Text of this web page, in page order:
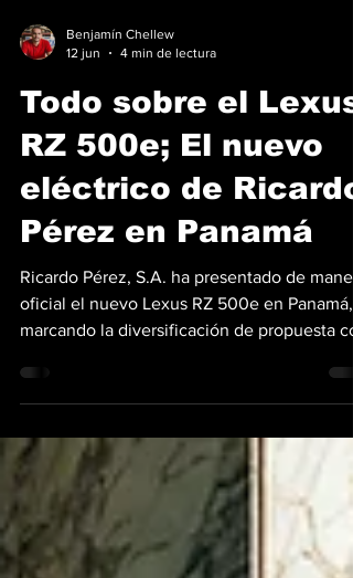
Benjamín Chellew
Todo sobre el Lexus
RZ 500e; El nuevo
eléctrico de Ricardo
Pérez en Panamá
oficial el nuevo Lexus RZ 500e en Panamá,
marcando la diversificación de propuesta
premium del fabricante japonés. Con este
lanzamiento, la marca expande su
el cual ya representa el 80% de sus ventas
el país a través de tecnologías híbridas
impulsadas por más de 14 años en el